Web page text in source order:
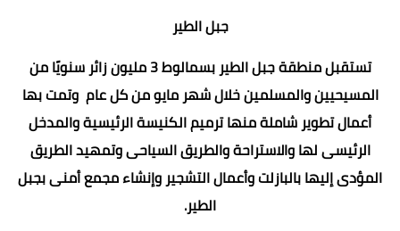
جبل الطير
تستقبل منطقة جبل الطير بسمالوط 3 مليون زائر سنويًا من
المسيحيين والمسلمين خلال شهر مايو من كل عام وتمت بها
أعمال تطوير شاملة منها ترميم الكنيسة الرئيسية والمدخل
الرئيسى لها والاستراحة والطريق السياحى وتمهيد الطريق
المؤدى إليها بالبازلت وأعمال التشجير وإنشاء مجمع أمنى بجبل
الطير.